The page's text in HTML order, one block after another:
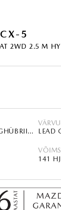
5
2WD 2.5 M
BENSIIN, KERGHÜBRIID (MHEV)
LEAD
141 HJ